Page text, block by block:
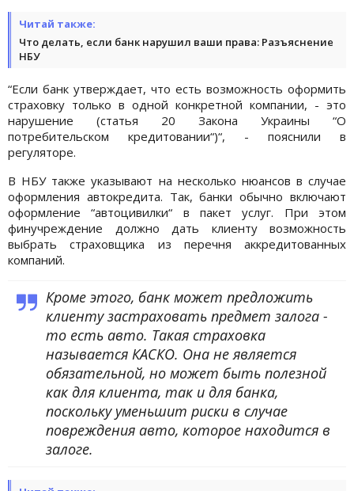
Читай также:
Что делать, если банк нарушил ваши права: Разъяснение
НБУ
“Если банк утверждает, что есть возможность оформить
страховку только в одной конкретной компании, - это
нарушение (статья 20 Закона Украины “О
потребительском кредитовании“)“, - пояснили в
регуляторе.
В НБУ также указывают на несколько нюансов в случае
оформления автокредита. Так, банки обычно включают
оформление “автоцивилки“ в пакет услуг. При этом
финучреждение должно дать клиенту возможность
выбрать страховщика из перечня аккредитованных
компаний.
Кроме этого, банк может предложить
клиенту застраховать предмет залога -
то есть авто. Такая страховка
называется КАСКО. Она не является
обязательной, но может быть полезной
как для клиента, так и для банка,
поскольку уменьшит риски в случае
повреждения авто, которое находится в
залоге.